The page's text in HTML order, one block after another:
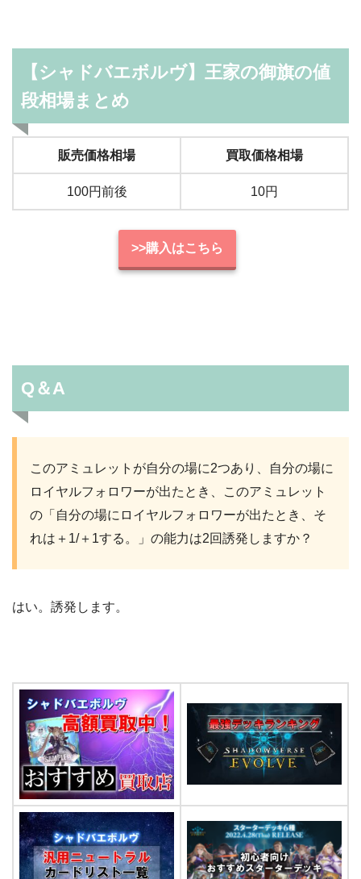
【シャドバエボルヴ】王家の御旗の値
段相場まとめ
販売価格相場 買取価格相場
100円前後 10円
>>購入はこちら
Q＆A
このアミュレットが自分の場に2つあり、自分の場に
ロイヤルフォロワーが出たとき、このアミュレット
の「自分の場にロイヤルフォロワーが出たとき、そ
れは＋1/＋1する。」の能力は2回誘発しますか？
はい。誘発します。